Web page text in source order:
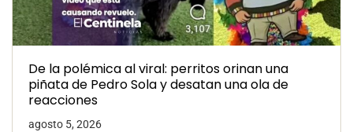
De la polémica al viral: perritos orinan una
piñata de Pedro Sola y desatan una ola de
reacciones
agosto 5, 2026